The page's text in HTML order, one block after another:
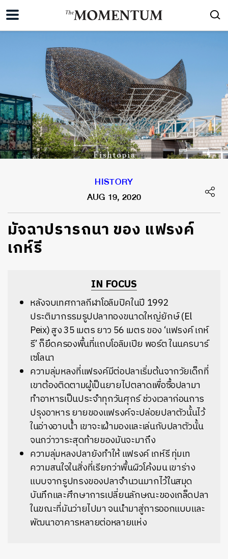
HISTORY
AUG 19, 2020
มัจฉาปรารถนา ของ แฟรงค์
เกห์รี
IN FOCUS
หลังจบเทศกาลกีฬาโอลิมปิคในปี 1992
ประติมากรรมรูปปลาทองขนาดใหญ่ยักษ์(El
Peix)สูง35เมตรยาว 56 เมตรของ ‘แฟรงค์เกห์
รี’ก็ยึดครองพื้นที่แถบโอลิมเปีย พอร์ตในนครบาร์
เซโลนา
ความลุ่มหลงที่แฟรงค์มีต่อปลาเริ่มต้นจากวัยเด็กที่
เขาต้องติดตามผู้เป็นยายไปตลาดเพื่อซื้อปลามา
ทำอาหารเป็นประจำทุกวันศุกร์ ช่วงเวลาก่อนการ
ปรุงอาหาร ยายของแฟรงค์จะปล่อยปลาตัวนั้นไว้
ในอ่างอาบน้ำ เขาจะเฝ้ามองและเล่นกับปลาตัวนั้น
จนกว่าวาระสุดท้ายของมันจะมาถึง
ความลุ่มหลงปลายังทำให้ แฟรงค์ เกห์รี ทุ่มเท
ความสนใจในสิ่งที่เรียกว่าพื้นผิวโค้งมน เขาร่าง
แบบจากรูปทรงของปลาจำนวนมากไว้ในสมุด
บันทึกและศึกษาการเปลี่ยนลักษณะของเกล็ดปลา
ในขณะที่มันว่ายไปมา จนนำมาสู่การออกแบบและ
พัฒนาอาคารหลายต่อหลายแห่ง